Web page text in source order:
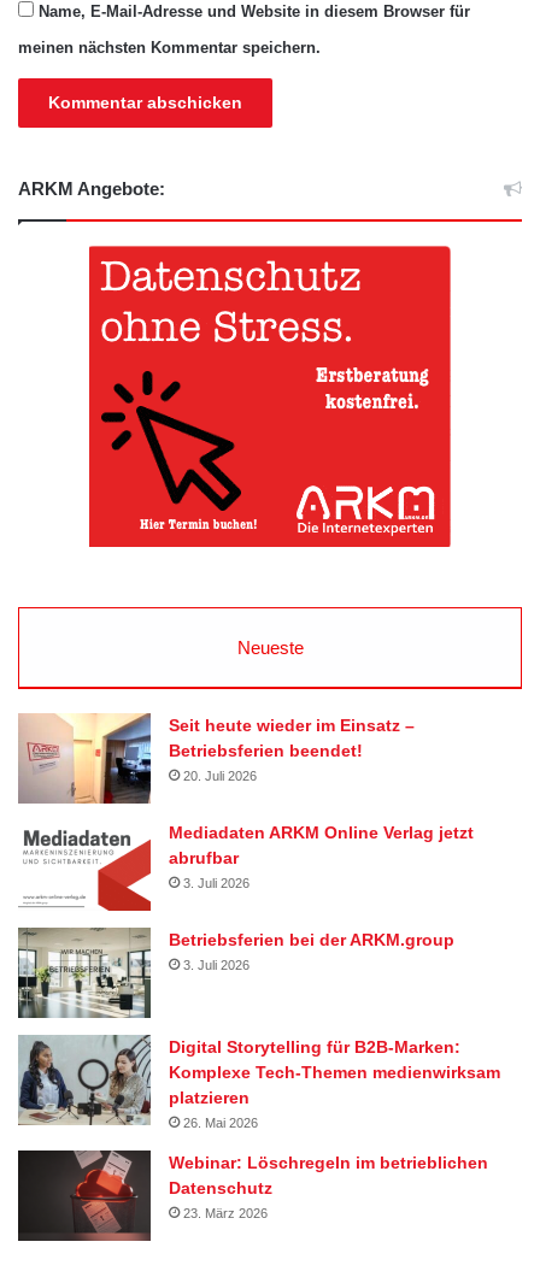
Name, E-Mail-Adresse und Website in diesem Browser für
meinen nächsten Kommentar speichern.
ARKM Angebote:
Neueste
Seit heute wieder im Einsatz –
Betriebsferien beendet!
20. Juli 2026
Mediadaten ARKM Online Verlag jetzt
abrufbar
3. Juli 2026
Betriebsferien bei der ARKM.group
3. Juli 2026
Digital Storytelling für B2B-Marken:
Komplexe Tech-Themen medienwirksam
platzieren
26. Mai 2026
Webinar: Löschregeln im betrieblichen
Datenschutz
23. März 2026